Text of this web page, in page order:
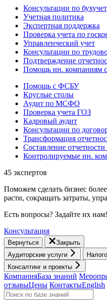
Консультации по
Учетная политика
Экспертная поддержка
Проверка учета по
Управленческий учет
Консультации по
Подтверждение
Помощь ин. компаниям
Помощь с ФСБУ
Круглые столы
Аудит по МСФО
Проверка учета ГОЗ
Кадровый аудит
Консультации по
Трансформация
Составление
Контролируемые ин.
45 экспертов
Поможем сделать бизнес
расти, cокращать затраты,
Есть вопросы? Задайте их нам!
Консультация
Вернуться
Закрыть
Аудиторские услуги
Консалтинг и проекты
КомпанияБаза знаний
отзывыЦены КонтактыEnglish